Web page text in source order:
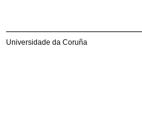
Universidade da Coruña